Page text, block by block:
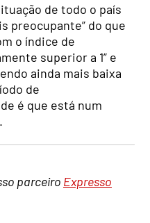
de todo o país
preocupante” do que
o índice de
superior a 1” e
ainda mais baixa
de
é que está num
parceiro Expresso